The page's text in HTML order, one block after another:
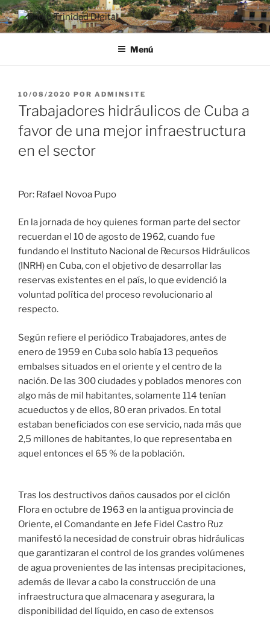
Saltar
al
contenido
RADIO TRINIDAD DIGITAL
Desde la Ciudad Museo del Caribe
Menú
PUBLICADO
EL
10/08/2020 POR ADMINSITE
Trabajadores hidráulicos de Cuba a
favor de una mejor infraestructura
en el sector
Por: Rafael Novoa Pupo
En la jornada de hoy quienes forman parte del sector
recuerdan el 10 de agosto de 1962, cuando fue
fundando el Instituto Nacional de Recursos Hidráulicos
(INRH) en Cuba, con el objetivo de desarrollar las
reservas existentes en el país, lo que evidenció la
voluntad política del proceso revolucionario al
respecto.
Según refiere el periódico Trabajadores, antes de
enero de 1959 en Cuba solo había 13 pequeños
embalses situados en el oriente y el centro de la
nación. De las 300 ciudades y poblados menores con
algo más de mil habitantes, solamente 114 tenían
acueductos y de ellos, 80 eran privados. En total
estaban beneficiados con ese servicio, nada más que
2,5 millones de habitantes, lo que representaba en
aquel entonces el 65 % de la población.
Tras los destructivos daños causados por el ciclón
Flora en octubre de 1963 en la antigua provincia de
Oriente, el Comandante en Jefe Fidel Castro Ruz
manifestó la necesidad de construir obras hidráulicas
que garantizaran el control de los grandes volúmenes
de agua provenientes de las intensas precipitaciones,
además de llevar a cabo la construcción de una
infraestructura que almacenara y asegurara, la
disponibilidad del líquido, en caso de extensos